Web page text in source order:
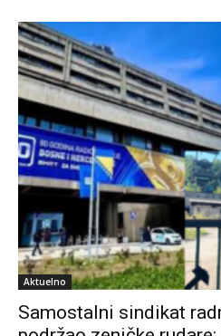
Aktuelno
Samostalni sindikat